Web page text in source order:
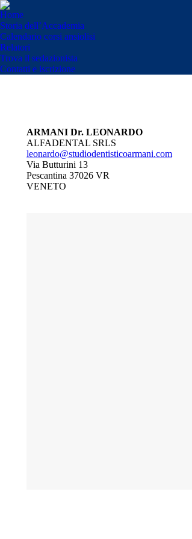
Home
Storia dell’Accademia
Calendario corsi ansiolisi
Relatori
Trova il sedazionista
Contatti e iscrizione
ARMANI Dr. LEONARDO
ALFADENTAL SRLS
leonardo@studiodentisticoarmani.com
Via Butturini 13
Pescantina 37026 VR
VENETO